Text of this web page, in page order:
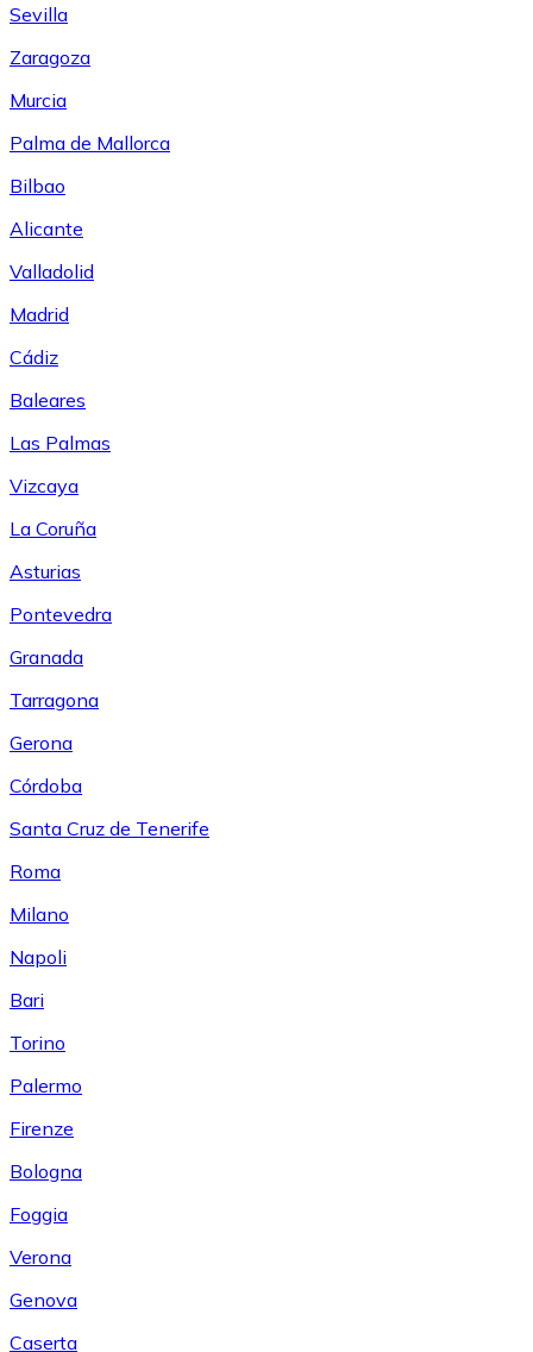
Sevilla
Zaragoza
Murcia
Palma de Mallorca
Bilbao
Alicante
Valladolid
Madrid
Cádiz
Baleares
Las Palmas
Vizcaya
La Coruña
Asturias
Pontevedra
Granada
Tarragona
Gerona
Córdoba
Santa Cruz de Tenerife
Roma
Milano
Napoli
Bari
Torino
Palermo
Firenze
Bologna
Foggia
Verona
Genova
Caserta